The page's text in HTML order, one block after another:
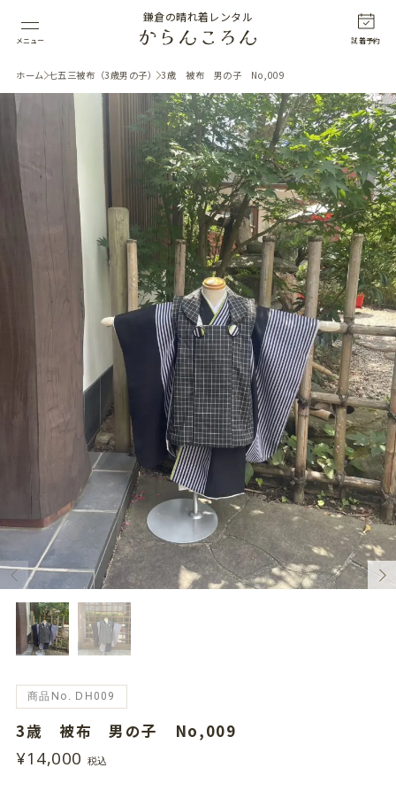
メニュー
鎌倉の晴れ着レンタル
試着予約
ホーム 七五三被布（3歳男の子） 3歳 被布 男の子 No,009
商品No. DH009
3歳 被布 男の子 No,009
¥14,000 税込